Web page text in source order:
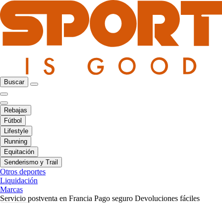
Buscar
Rebajas
Fútbol
Lifestyle
Running
Equitación
Senderismo y Trail
Otros deportes
Liquidación
Marcas
Servicio postventa en Francia Pago seguro Devoluciones fáciles